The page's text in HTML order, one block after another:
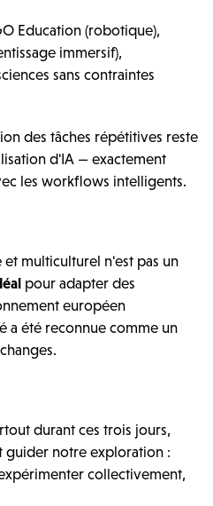
Education (robotique),
immersif),
sans contraintes
des tâches répétitives reste
d'IA — exactement
les workflows intelligents.
multiculturel n'est pas un
pour adapter des
européen
a été reconnue comme un
durant ces trois jours,
guider notre exploration :
collectivement,